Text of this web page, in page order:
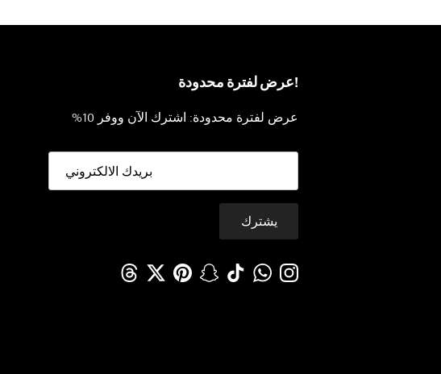
!عرض لفترة محدودة
عرض لفترة محدودة: اشترك الآن ووفر 10%
يشترك
Instagram
WhatsApp
TikTok
Snapchat
Pinterest
Twitter
Threads